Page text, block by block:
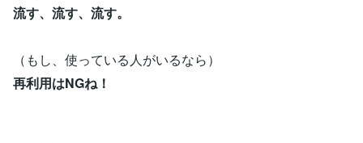
流す、流す、流す。
（もし、使っている人がいるなら）
再利用はNGね！